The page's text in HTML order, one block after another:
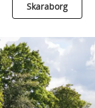
Skaraborg